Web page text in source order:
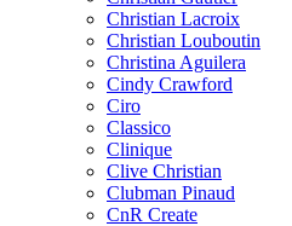
Christian Lacroix
Christian Louboutin
Christina Aguilera
Cindy Crawford
Ciro
Classico
Clinique
Clive Christian
Clubman Pinaud
CnR Create